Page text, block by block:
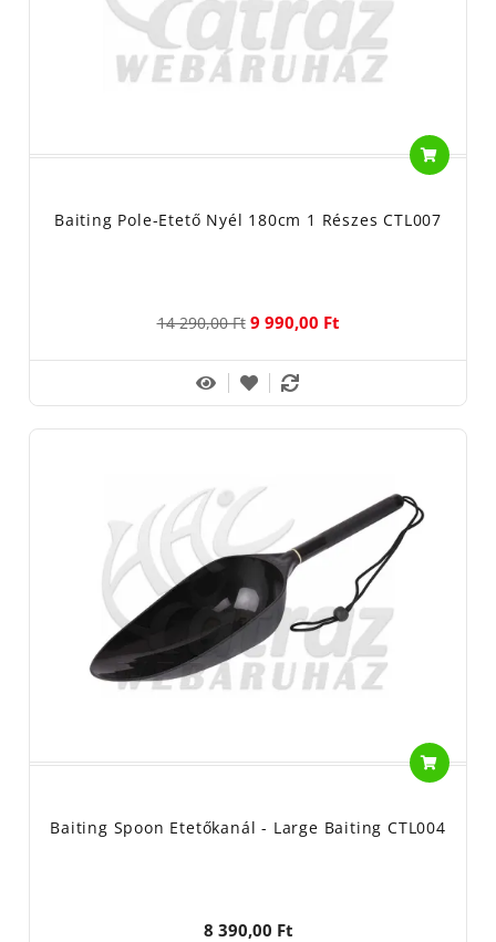
Baiting Pole-Etető Nyél 180cm 1 Részes CTL007
14 290,00 Ft 9 990,00 Ft
Baiting Spoon Etetőkanál - Large Baiting CTL004
8 390,00 Ft